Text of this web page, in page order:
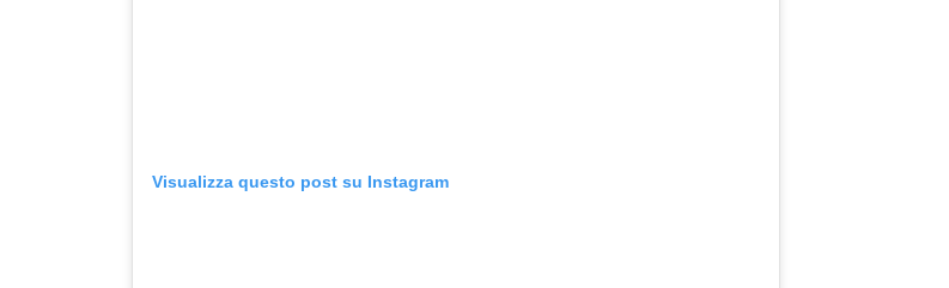
Visualizza questo post su Instagram